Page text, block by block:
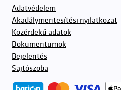
Adatvédelem
Akadálymentesítési nyilatkozat
Közérdekű adatok
Dokumentumok
Bejelentés
Sajtószoba